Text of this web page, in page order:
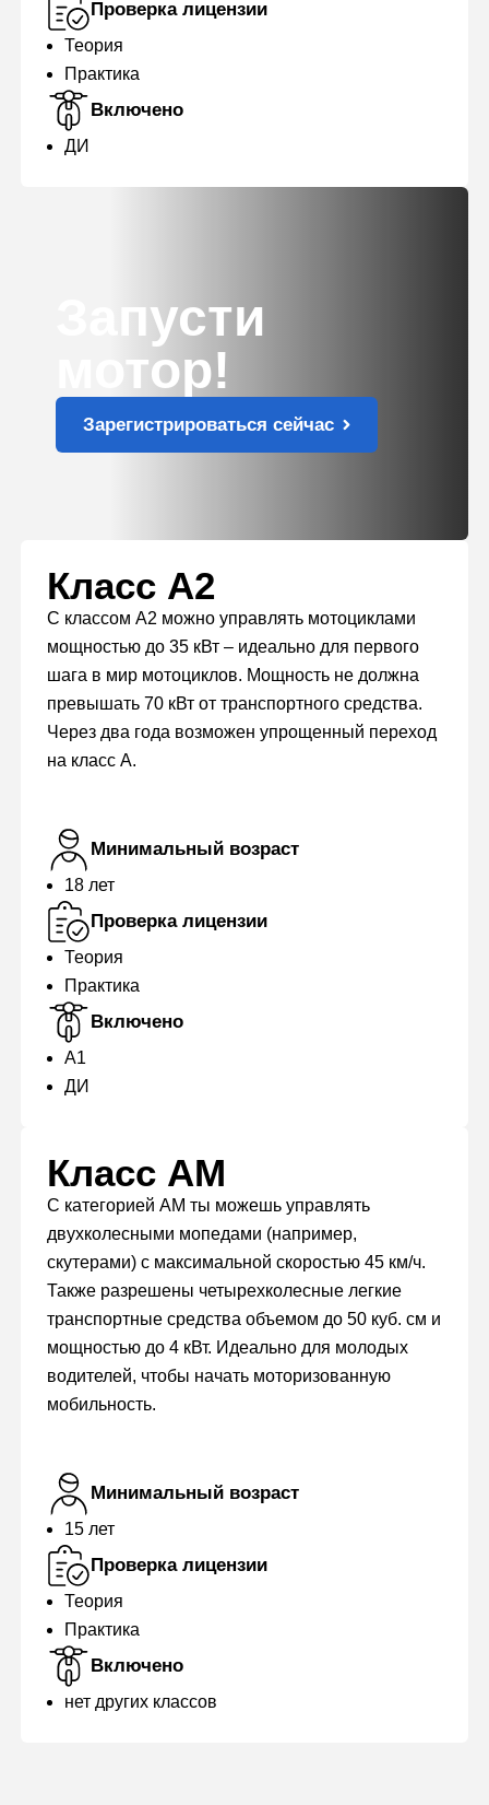
Проверка лицензии
Теория
Практика
Включено
ДИ
Запусти
мотор!
Зарегистрироваться сейчас
Класс А2
С классом А2 можно управлять мотоциклами
мощностью до 35 кВт – идеально для первого
шага в мир мотоциклов. Мощность не должна
превышать 70 кВт от транспортного средства.
Через два года возможен упрощенный переход
на класс А.
Минимальный возраст
18 лет
Проверка лицензии
Теория
Практика
Включено
А1
ДИ
Класс AM
С категорией AM ты можешь управлять
двухколесными мопедами (например,
скутерами) с максимальной скоростью 45 км/ч.
Также разрешены четырехколесные легкие
транспортные средства объемом до 50 куб. см и
мощностью до 4 кВт. Идеально для молодых
водителей, чтобы начать моторизованную
мобильность.
Минимальный возраст
15 лет
Проверка лицензии
Теория
Практика
Включено
нет других классов